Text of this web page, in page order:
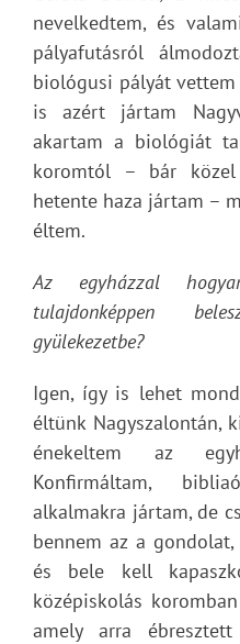
nevelkedtem, és
pályafutásról
biológusi pályát
is azért jártam
akartam a biológiát
koromtól – bár közel
hetente haza jártam –
éltem.
Az egyházzal
tulajdonképpen
gyülekezetbe?
Igen, így is lehet
éltünk Nagyszalontán,
énekeltem az
Konfirmáltam,
alkalmakra jártam, de
bennem az a
és bele kell
középiskolás
amely arra